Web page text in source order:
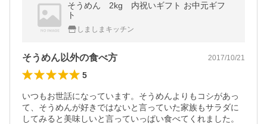
そうめん 2kg 内祝いギフト お中元ギフ
ト
しましまキッチン
そうめん以外の食べ方 2017/10/21
5
いつもお世話になっています。そうめんよりもコシがあっ
て、そうめんが好きではないと言っていた家族もサラダに
してみると美味しいと言っていっぱい食べてくれました。